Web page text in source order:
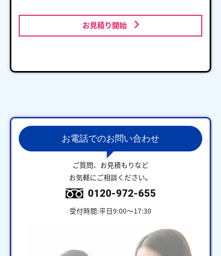
お見積り開始
お電話でのお問い合わせ
ご質問、お見積もりなど
お気軽にご相談ください。
0120-972-655
受付時間:平日9:00～17:30